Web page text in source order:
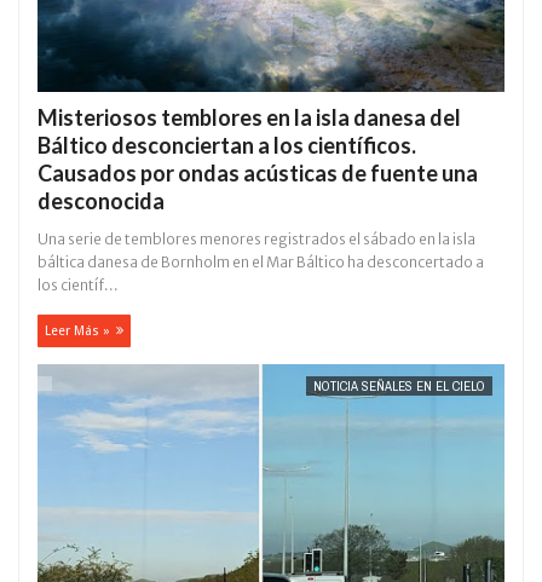
Misteriosos temblores en la isla danesa del
Báltico desconciertan a los científicos.
Causados ​​por ondas acústicas de fuente una
desconocida
Una serie de temblores menores registrados el sábado en la isla
báltica danesa de Bornholm en el Mar Báltico ha desconcertado a
los científ...
Leer Más »
NOTICIA SEÑALES EN EL CIELO